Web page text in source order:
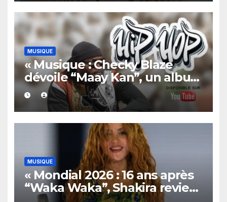
MUSIQUE
« Musique : Checky Blaze
dévoile “Maay Kan”, un album
puissant et audacieux »
MUSIQUE
« Mondial 2026 : 16 ans après
“Waka Waka”, Shakira revient